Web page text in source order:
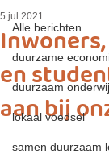
Alle berichten
duurzame
duurzaam
lokaal voedsel
samen duurzaam
en
aan bij
5 jul 2021